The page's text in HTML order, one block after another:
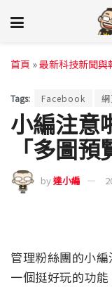
首頁 »最新科技新聞與
Tags: Facebook 網
小編注
「多圖
by達小編
管理粉絲團的小
一個挺好玩的功